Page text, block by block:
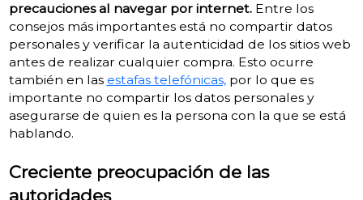
precauciones al navegar por internet.Entre los
consejos más importantes está no compartir datos
personales y verificar la autenticidad de los sitios web
antes de realizar cualquier compra. Esto ocurre
también en las estafas telefónicas,por lo que es
importante no compartir los datos personales y
asegurarse de quien es la persona con la que se está
hablando.
Creciente preocupación de las
autoridades